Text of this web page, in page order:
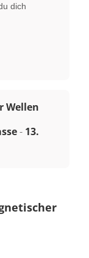
dich
Wellen
- 13.